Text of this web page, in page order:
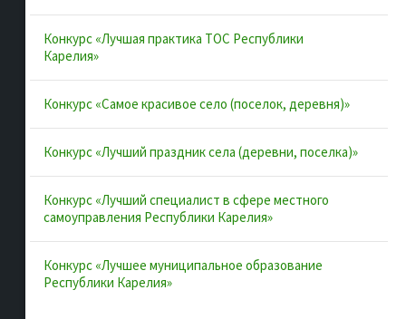
Полезные ссылки
Интернет-портал Республики Карелия
Территориальное общественное самоуправление в
Республике Карелия
ВАРМСУ
ОАТОС
Конкурс «Лучшая практика ТОС Республики
Карелия»
Конкурс «Самое красивое село (поселок, деревня)»
Конкурс «Лучший праздник села (деревни, поселка)»
Конкурс «Лучший специалист в сфере местного
самоуправления Республики Карелия»
Конкурс «Лучшее муниципальное образование
Республики Карелия»